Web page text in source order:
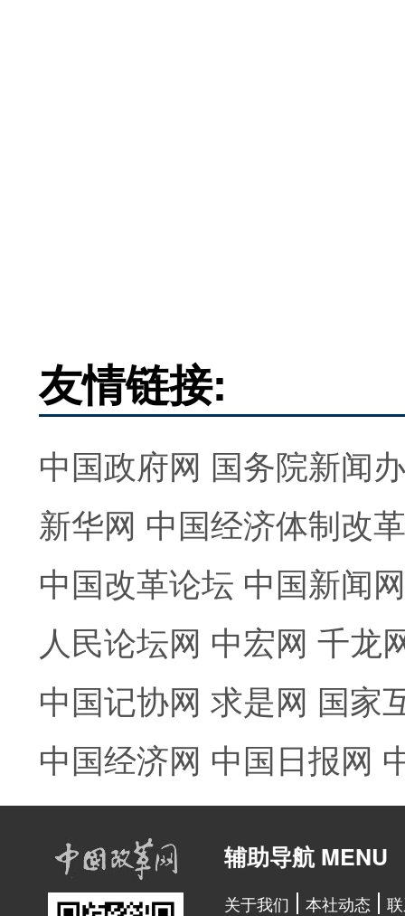
友情链接:
中国政府网 国务院新闻
新华网 中国经济体制改
中国改革论坛 中国新闻网
人民论坛网 中宏网 千龙
中国记协网 求是网 国家
中国经济网 中国日报网
辅助导航 MENU
关于我们 本社动态